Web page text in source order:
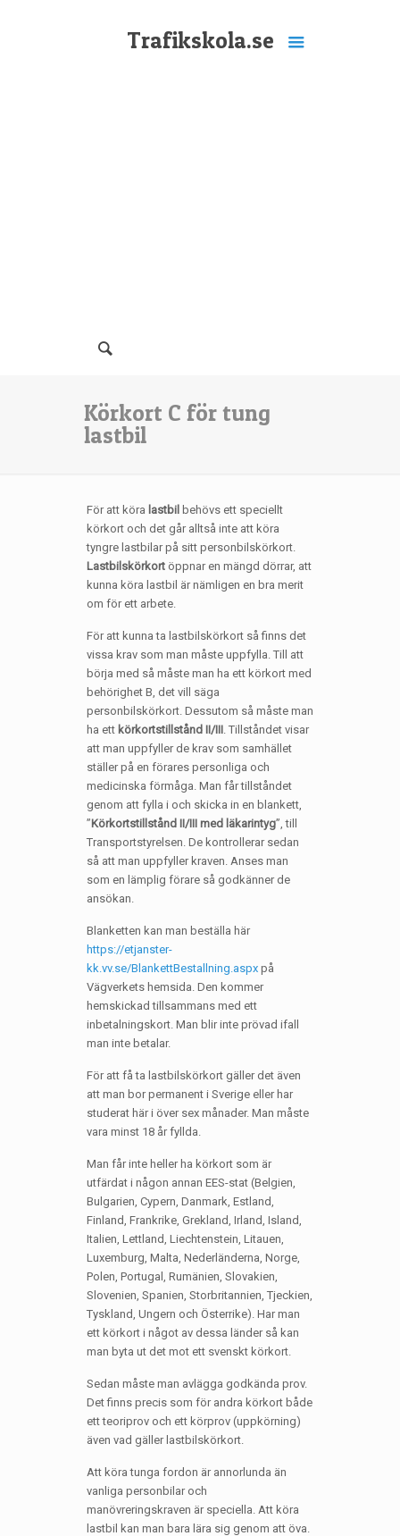
Trafikskola.se
Körkort C för tung
lastbil
För att köra lastbil behövs ett speciellt
körkort och det går alltså inte att köra
tyngre lastbilar på sitt personbilskörkort.
Lastbilskörkortöppnar en mängd dörrar, att
kunna köra lastbil är nämligen en bra merit
om för ett arbete.
För att kunna ta lastbilskörkort så finns det
vissa krav som man måste uppfylla. Till att
börja med så måste man ha ett körkort med
behörighet B, det vill säga
personbilskörkort. Dessutom så måste man
ha ett körkortstillstånd II/III. Tillståndet visar
att man uppfyller de krav som samhället
ställer på en förares personliga och
medicinska förmåga. Man får tillståndet
genom att fylla i och skicka in en blankett,
”Körkortstillstånd II/III med läkarintyg”, till
Transportstyrelsen. De kontrollerar sedan
så att man uppfyller kraven. Anses man
som en lämplig förare så godkänner de
ansökan.
Blanketten kan man beställa här
https://etjanster-
kk.vv.se/BlankettBestallning.aspxpå
Vägverkets hemsida. Den kommer
hemskickad tillsammans med ett
inbetalningskort. Man blir inte prövad ifall
man inte betalar.
För att få ta lastbilskörkort gäller det även
att man bor permanent i Sverige eller har
studerat här i över sex månader. Man måste
vara minst 18 år fyllda.
Man får inte heller ha körkort som är
utfärdat i någon annan EES-stat (Belgien,
Bulgarien, Cypern, Danmark, Estland,
Finland, Frankrike, Grekland, Irland, Island,
Italien, Lettland, Liechtenstein, Litauen,
Luxemburg, Malta, Nederländerna, Norge,
Polen, Portugal, Rumänien, Slovakien,
Slovenien, Spanien, Storbritannien, Tjeckien,
Tyskland, Ungern och Österrike). Har man
ett körkort i något av dessa länder så kan
man byta ut det mot ett svenskt körkort.
Sedan måste man avlägga godkända prov.
Det finns precis som för andra körkort både
ett teoriprov och ett körprov (uppkörning)
även vad gäller lastbilskörkort.
Att köra tunga fordon är annorlunda än
vanliga personbilar och
manövreringskraven är speciella. Att köra
lastbil kan man bara lära sig genom att öva.